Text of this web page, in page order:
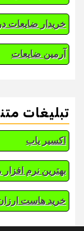
خریدار ضایعات
آرمین ضایعات
تبلیغات
اکسیر یاب
بهترین نرم
خرید هاست